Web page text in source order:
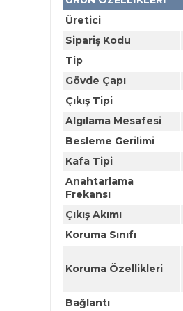
Üretici
Sipariş Kodu
Tip
Gövde Çapı
Çıkış Tipi
Algılama Mesafesi
Besleme Gerilimi
Kafa Tipi
Anahtarlama
Frekansı
Çıkış Akımı
Koruma Sınıfı
Koruma Özellikleri
Bağlantı